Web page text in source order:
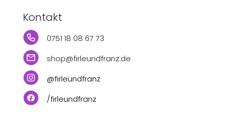
Kontakt
0751 18 08 67 73
shop@firleundfranz.de
@firleundfranz
/firleundfranz